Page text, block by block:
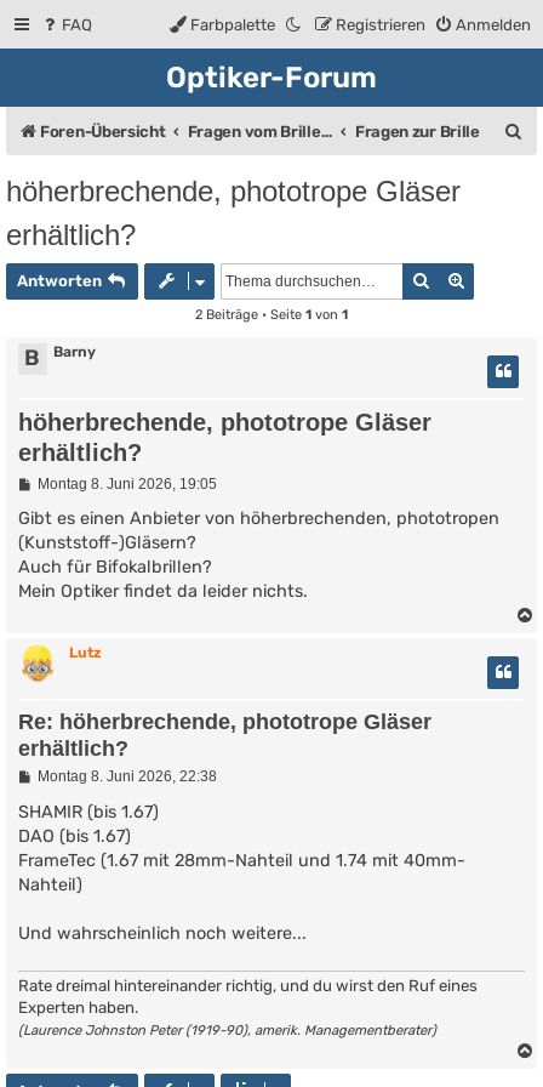
FAQ Anmelden
Registrieren
Farbpalette
Optiker-Forum
Foren-Übersicht Fragen vom Brillenträger an den Augenoptiker Fragen zur Brille
höherbrechende, phototrope Gläser
erhältlich?
Antworten Suche
2 Beiträge • Seite 1 von 1
B Barny
höherbrechende, phototrope Gläser
erhältlich?
B
i
t
r
a
g
Montag 8. Juni 2026, 19:05
Gibt es einen Anbieter von höherbrechenden, phototropen
(Kunststoff-)Gläsern?
Auch für Bifokalbrillen?
Mein Optiker findet da leider nichts.
Lutz
Re: höherbrechende, phototrope Gläser
erhältlich?
B
i
t
r
a
g
Montag 8. Juni 2026, 22:38
SHAMIR (bis 1.67)
DAO (bis 1.67)
FrameTec (1.67 mit 28mm-Nahteil und 1.74 mit 40mm-
Nahteil)
Und wahrscheinlich noch weitere...
Rate dreimal hintereinander richtig, und du wirst den Ruf eines
Experten haben.
(Laurence Johnston Peter (1919-90), amerik. Managementberater)